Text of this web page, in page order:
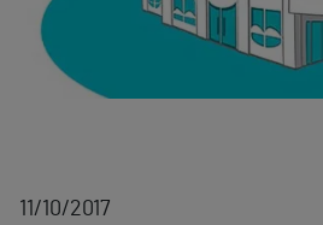
11/10/2017